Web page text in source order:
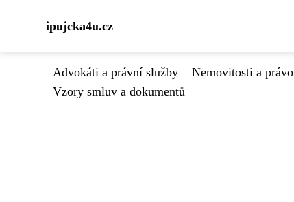
ipujcka4u.cz
Advokáti a právní služby Nemovitosti a právo
Vzory smluv a dokumentů